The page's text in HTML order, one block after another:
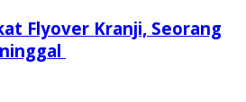
Flyover Kranji, Seorang